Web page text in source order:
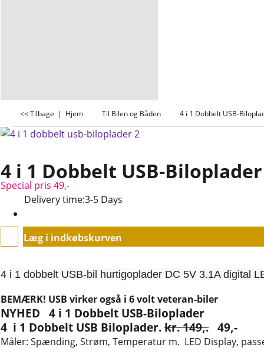
<< Tilbage | Hjem Til Bilen og Båden 4 i 1 Dobbelt USB-
4 i 1 Dobbelt USB-Biloplader
Special pris 49,-
Delivery time:3-5 Days
Læg i indkøbskurven
4 i 1 dobbelt USB-bil hurtigoplader DC 5V 3.1A digital
BEMÆRK! USB virker også i 6 volt veteran-biler
NYHED 4 i 1 Dobbelt USB-Biloplader
4 i 1 Dobbelt USB Biloplader. kr. 149,. 49,-
Måler: Spænding, Strøm, Temperatur m. LED Display,